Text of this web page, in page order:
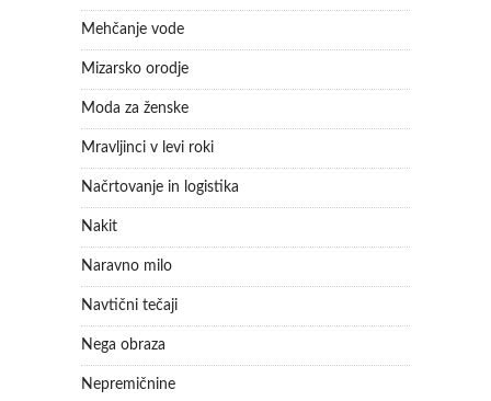
Mehčanje vode
Mizarsko orodje
Moda za ženske
Mravljinci v levi roki
Načrtovanje in logistika
Nakit
Naravno milo
Navtični tečaji
Nega obraza
Nepremičnine